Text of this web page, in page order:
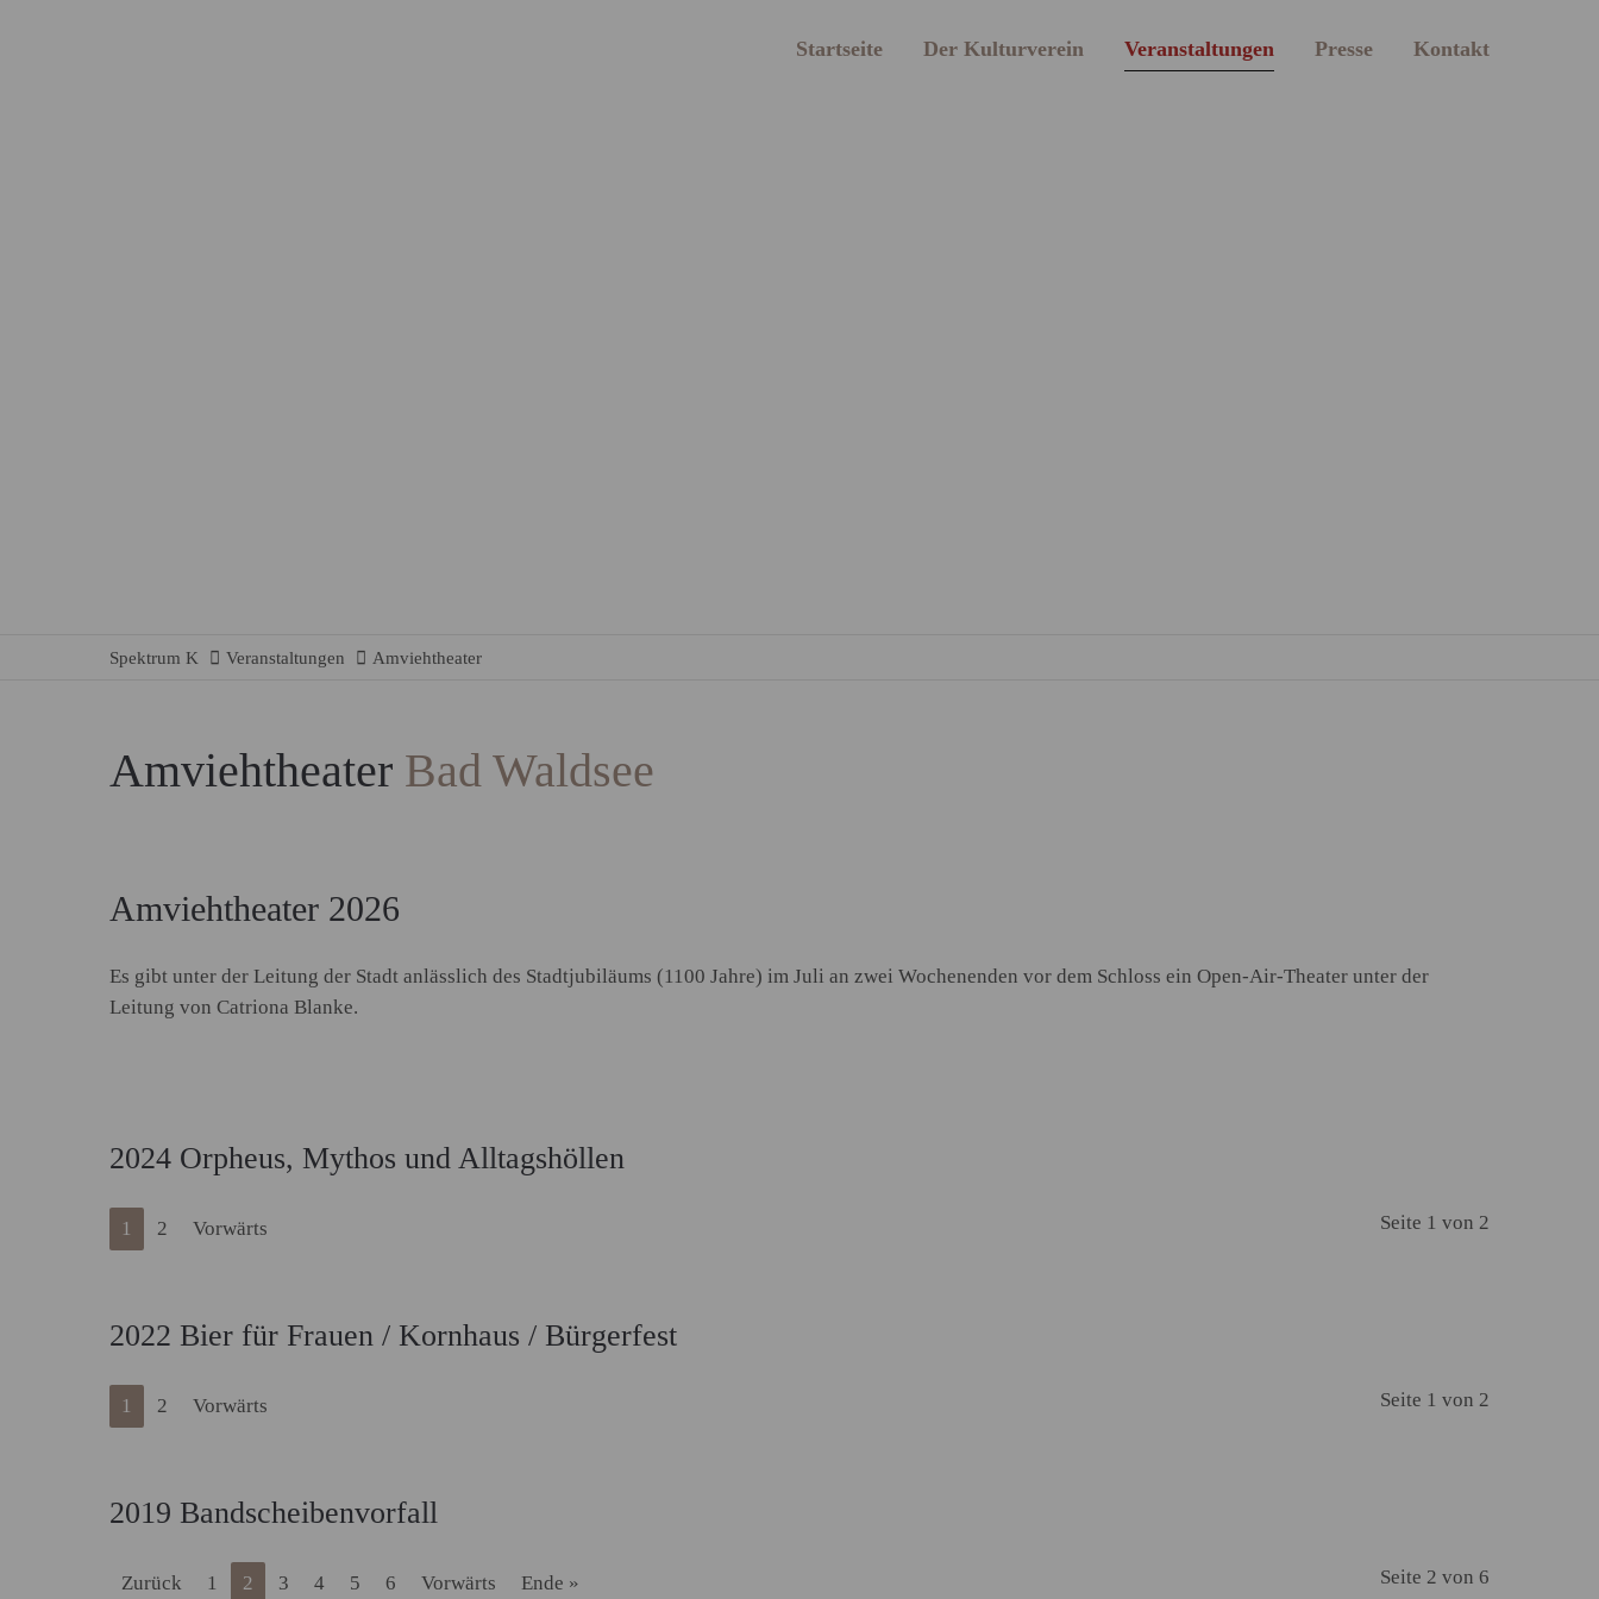
Startseite Der Kulturverein Veranstaltungen Presse Kontakt
Spektrum K Veranstaltungen Amviehtheater
Amviehtheater Bad Waldsee
Amviehtheater 2026
Es gibt unter der Leitung der Stadt anlässlich des Stadtjubiläums (1100 Jahre) im Juli an zwei Wochenenden vor dem Schloss ein Open-Air-Theater unter der
Leitung von Catriona Blanke.
2024 Orpheus, Mythos und Alltagshöllen
Seite 1 von 2
1 2 Vorwärts
2022 Bier für Frauen / Kornhaus / Bürgerfest
Seite 1 von 2
1 2 Vorwärts
2019 Bandscheibenvorfall
Seite 2 von 6
Zurück 1 2 3 4 5 6 Vorwärts Ende »